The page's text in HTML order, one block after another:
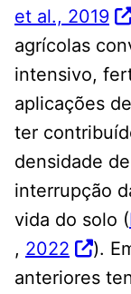
et al., 2019
agrícolas
intensivo,
aplicações
ter
densidade
interrupção
vida do solo (
, 2022
).
anteriores